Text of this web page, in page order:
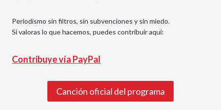
Periodismo sin filtros, sin subvenciones y sin miedo.
Si valoras lo que hacemos, puedes contribuir aquí:
Contribuye vía PayPal
Canción oficial del programa